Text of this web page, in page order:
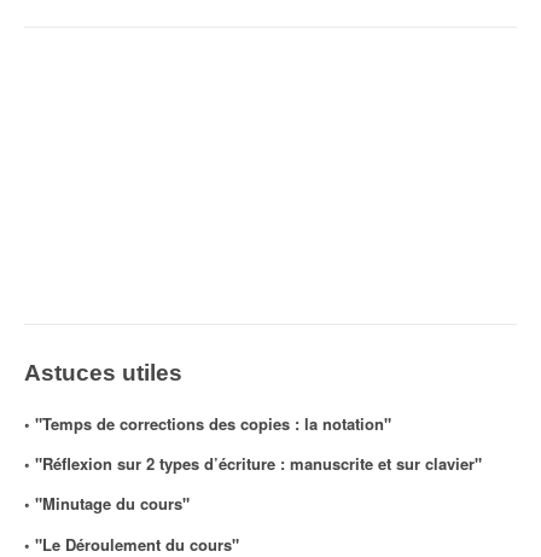
Astuces utiles
◦ "Temps de corrections des copies : la notation"
◦ "Réflexion sur 2 types d’écriture : manuscrite et sur clavier"
◦ "Minutage du cours"
◦ "Le Déroulement du cours"